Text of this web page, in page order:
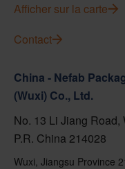
Afficher sur la carte
Contact
China - Nefab
(Wuxi) Co., Ltd.
No. 13 Li Jiang Road,
P.R. China 214028
Wuxi, Jiangsu Province